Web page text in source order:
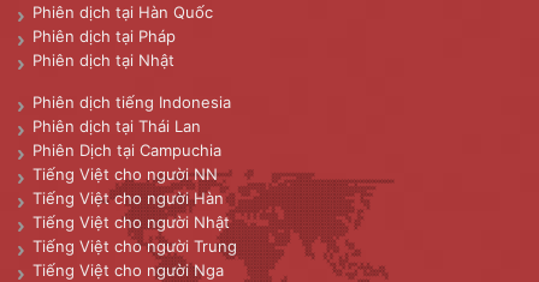
Phiên dịch tại Hàn Quốc
Phiên dịch tại Pháp
Phiên dịch tại Nhật
Phiên dịch tiếng Indonesia
Phiên dịch tại Thái Lan
Phiên Dịch tại Campuchia
Tiếng Việt cho người NN
Tiếng Việt cho người Hàn
Tiếng Việt cho người Nhật
Tiếng Việt cho người Trung
Tiếng Việt cho người Nga